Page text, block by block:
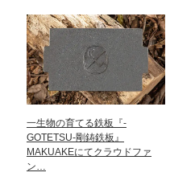
一生物の育てる鉄板『-
GOTETSU-剛鋳鉄板』
MAKUAKEにてクラウドファ
ン…